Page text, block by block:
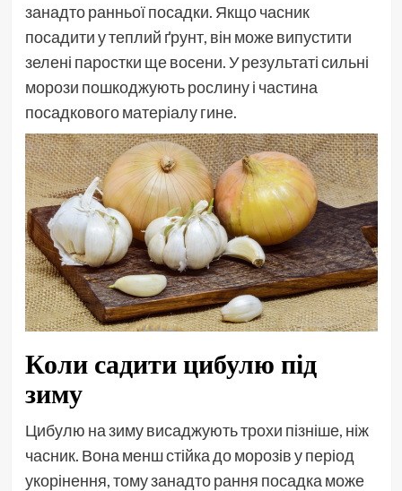
занадто ранньої посадки. Якщо часник
посадити у теплий ґрунт, він може випустити
зелені паростки ще восени. У результаті сильні
морози пошкоджують рослину і частина
посадкового матеріалу гине.
Коли садити цибулю під
зиму
Цибулю на зиму висаджують трохи пізніше, ніж
часник. Вона менш стійка до морозів у період
укорінення, тому занадто рання посадка може